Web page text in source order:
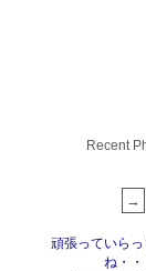
Recent
頑張っていら
ね・・